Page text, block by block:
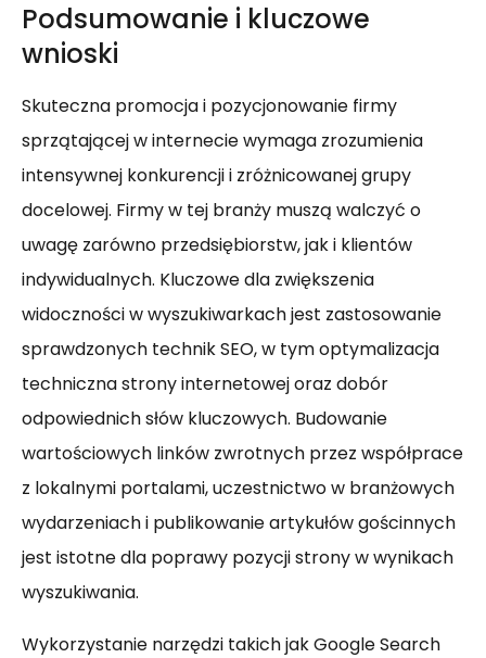
Podsumowanie i kluczowe
wnioski
Skuteczna promocja i pozycjonowanie firmy
sprzątającej w internecie wymaga zrozumienia
intensywnej konkurencji i zróżnicowanej grupy
docelowej. Firmy w tej branży muszą walczyć o
uwagę zarówno przedsiębiorstw, jak i klientów
indywidualnych. Kluczowe dla zwiększenia
widoczności w wyszukiwarkach jest zastosowanie
sprawdzonych technik SEO, w tym optymalizacja
techniczna strony internetowej oraz dobór
odpowiednich słów kluczowych. Budowanie
wartościowych linków zwrotnych przez współprace
z lokalnymi portalami, uczestnictwo w branżowych
wydarzeniach i publikowanie artykułów gościnnych
jest istotne dla poprawy pozycji strony w wynikach
wyszukiwania.
Wykorzystanie narzędzi takich jak Google Search